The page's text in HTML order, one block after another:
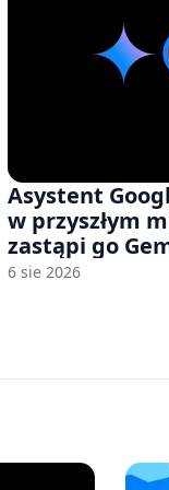
Asystent
w przyszłym
zastąpi go
6 sie 2026